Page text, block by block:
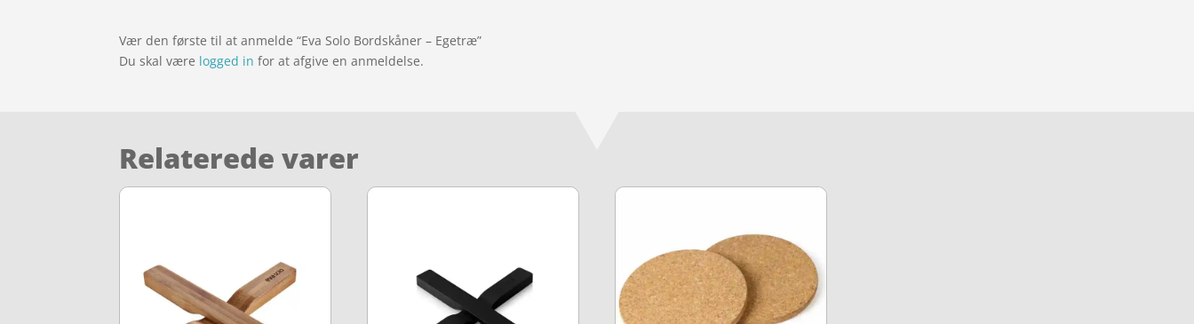
Vær den første til at anmelde “Eva Solo Bordskåner – Egetræ”
Du skal være logged in for at afgive en anmeldelse.
Relaterede varer